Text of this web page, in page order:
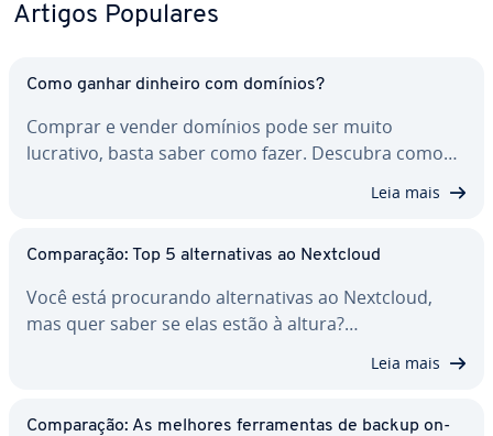
Artigos Populares
Como ganhar dinheiro com domínios?
Comprar e vender domínios pode ser muito
lucrativo, basta saber como fazer. Descubra como…
Leia mais
Com­pa­ra­ção: Top 5 al­ter­na­ti­vas ao Nextcloud
Você está pro­cu­rando al­ter­na­ti­vas ao Nextcloud,
mas quer saber se elas estão à altura?…
Leia mais
Com­pa­ra­ção: As melhores fer­ra­men­tas de backup on-